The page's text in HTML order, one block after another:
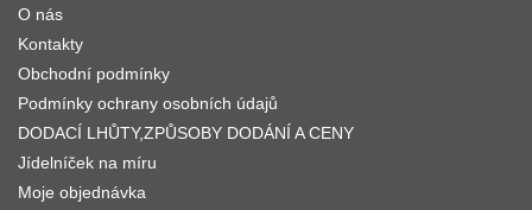
O nás
Kontakty
Obchodní podmínky
Podmínky ochrany osobních údajů
DODACÍ LHŮTY,ZPŮSOBY DODÁNÍ A CENY
Jídelníček na míru
Moje objednávka